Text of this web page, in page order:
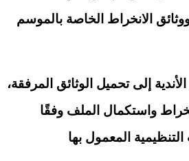
ووثائق الانخراط الخاصة بالموسم
إلى تحميل الوثائق المرفقة،
واستكمال الملف وفقًا
المعمول بها